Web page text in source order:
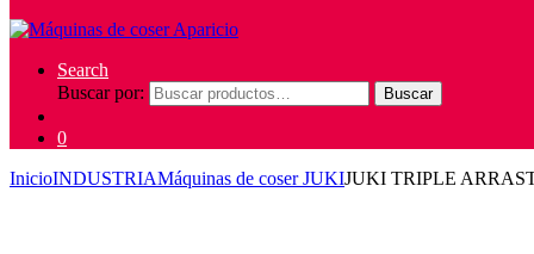
Search
Buscar por:
Buscar
0
InicioINDUSTRIAMáquinas de coser JUKIJUKI TRIPLE